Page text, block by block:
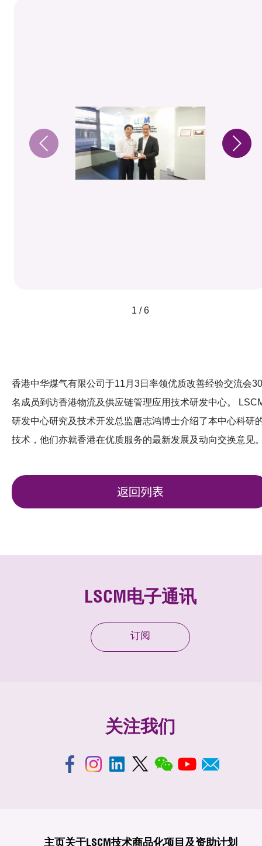
1 / 6
香港中华煤气有限公司于11月3日率领优质改善经验交流会30
名成员到访香港物流及供应链管理应用技术研发中心。
研发中心研究及技术开发总监唐志鸿博士介绍了本中心科研
技术，他们亦就香港在优质服务的最新发展及动向交换意见
返回列表
LSCM电子通讯
订阅
关注我们
主页关于LSCM技术商品化项目及资助计划